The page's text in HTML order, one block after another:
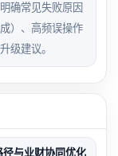
确常见失败原因
）、高频误操作
级建议。
与业财协同优化